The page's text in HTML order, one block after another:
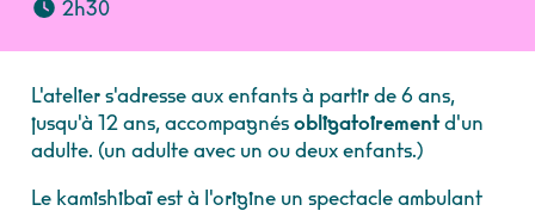
2h30
L'atelier s'adresse aux enfants à partir de 6 ans,
jusqu'à 12 ans, accompagnésobligatoirementd'un
adulte. (un adulte avec un ou deux enfants.)
Le kamishibaï est à l'origine un spectacle ambulant